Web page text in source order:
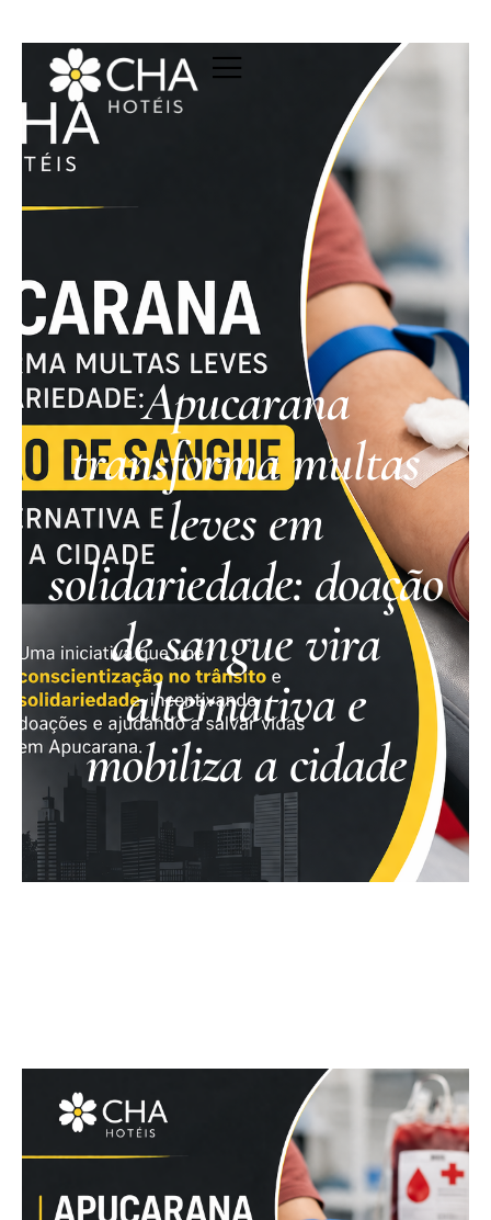
Apucarana
transforma multas
leves em
solidariedade: doação
de sangue vira
alternativa e
mobiliza a cidade